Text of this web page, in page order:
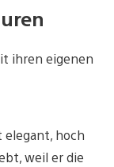
ihren eigenen
elegant, hoch
weil er die